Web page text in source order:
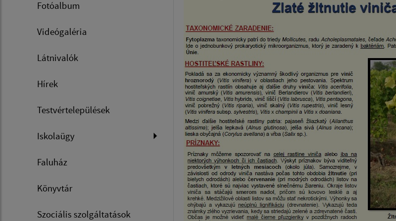
Fotóalbum
Videógaléria
Látnivalók
Hírek
Testvértelepülések
Iskolaügy
Faluház
Könyvtár
Szociális szolgáltatások